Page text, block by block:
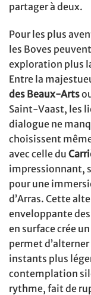
partager à deux.
Pour les plus
les Boves
exploration plus
Entre la
des Beaux-Arts
Saint-Vaast, les
dialogue ne
choisissent
avec celle du
impressionnant,
pour une
d’Arras. Cette
enveloppante
en surface crée
permet
instants plus
contemplation
rythme, fait de